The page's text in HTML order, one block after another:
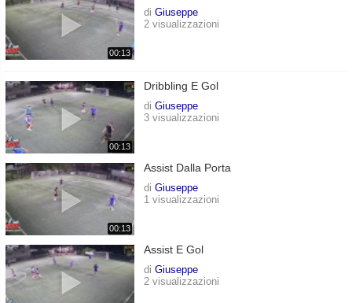
00:13
di Giuseppe
2 visualizzazioni
00:13
Dribbling E Gol
di Giuseppe
3 visualizzazioni
00:13
Assist Dalla Porta
di Giuseppe
1 visualizzazioni
Assist E Gol
di Giuseppe
2 visualizzazioni